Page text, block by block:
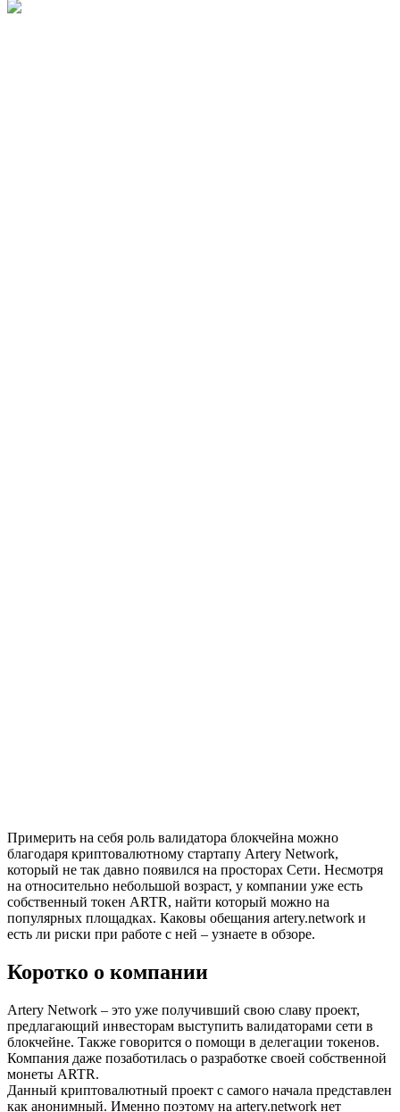
Примерить на себя роль валидатора блокчейна можно
благодаря криптовалютному стартапу Artery Network,
который не так давно появился на просторах Сети. Несмотря
на относительно небольшой возраст, у компании уже есть
собственный токен ARTR, найти который можно на
популярных площадках. Каковы обещания artery.network и
есть ли риски при работе с ней – узнаете в обзоре.
Коротко о компании
Artery Network – это уже получивший свою славу проект,
предлагающий инвесторам выступить валидаторами сети в
блокчейне. Также говорится о помощи в делегации токенов.
Компания даже позаботилась о разработке своей собственной
монеты ARTR.
Данный криптовалютный проект с самого начала представлен
как анонимный. Именно поэтому на artery.network нет